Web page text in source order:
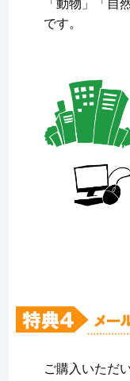
「動物」「自
です。
ご購入いただ